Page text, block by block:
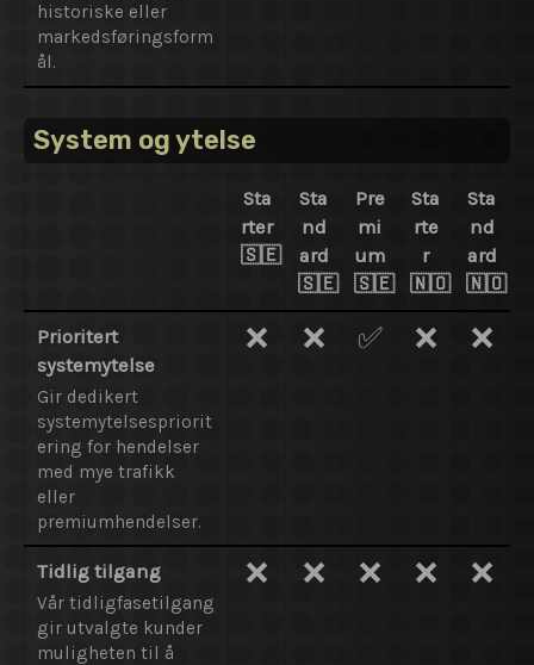
historiske eller
markedsføringsform
ål.
System og ytelse
Sta
rter
🇸🇪
Sta
nd
ard
🇸🇪
Pre
mi
um
🇸🇪
Sta
rte
r
🇳🇴
Sta
nd
ard
🇳🇴
Prioritert
systemytelse
Gir dedikert
systemytelsespriorit
ering for hendelser
med mye trafikk
eller
premiumhendelser.
❌ ❌ ✅ ❌ ❌
Tidlig tilgang
Vår tidligfasetilgang
gir utvalgte kunder
muligheten til å
❌ ❌ ❌ ❌ ❌